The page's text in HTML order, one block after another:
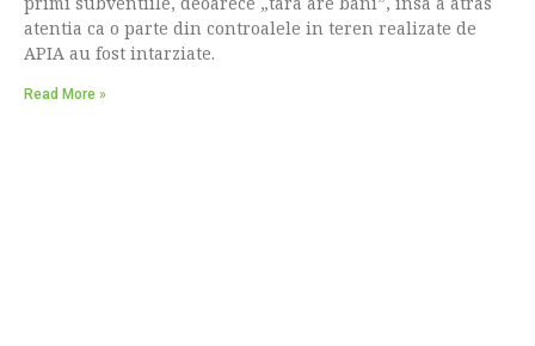
atentia ca o parte din controalele in teren realizate de
APIA au fost intarziate.
Read More »